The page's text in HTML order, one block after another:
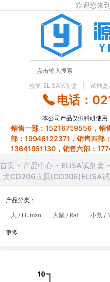
欢迎您来
热搜: ELISA试剂盒 试剂盒
电话：
本公司产品仅供科研使用
销售一部：15216759556，销
部：19946122371，销售四部
13641951130，销售六部：
首页 产品中心 ELISA试剂盒
犬CD206抗原(CD206)ELISA
产品分类：
人 / Human
大鼠 / Rat 小鼠 /
更多